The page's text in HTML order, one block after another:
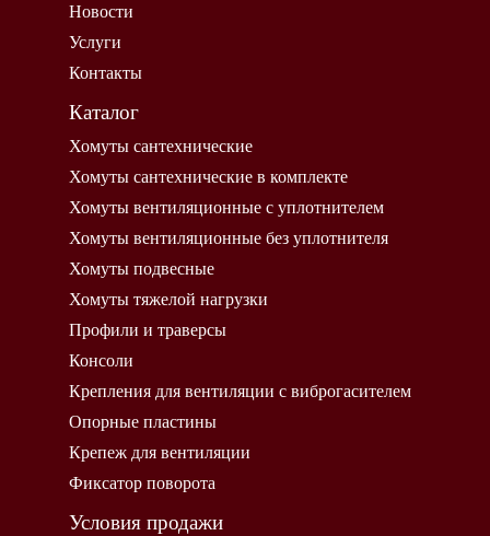
Новости
Услуги
Контакты
Каталог
Хомуты сантехнические
Хомуты сантехнические в комплекте
Хомуты вентиляционные с уплотнителем
Хомуты вентиляционные без уплотнителя
Хомуты подвесные
Хомуты тяжелой нагрузки
Профили и траверсы
Консоли
Крепления для вентиляции с виброгасителем
Опорные пластины
Крепеж для вентиляции
Фиксатор поворота
Условия продажи